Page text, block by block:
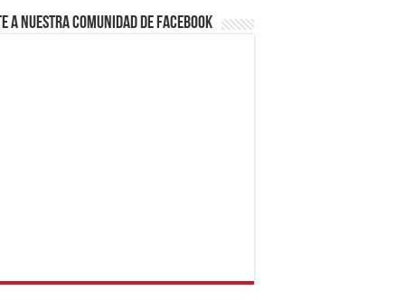
a nuestra comunidad de Facebook